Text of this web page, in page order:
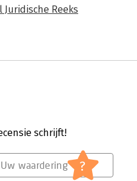
Juridische Reeks
schrijft!
Uw waardering ?